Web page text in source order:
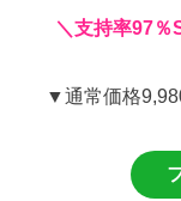
＼ 支持率97％
▼通常価格